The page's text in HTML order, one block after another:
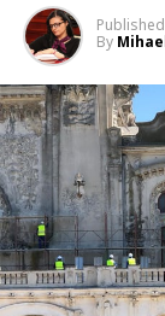
Published
By